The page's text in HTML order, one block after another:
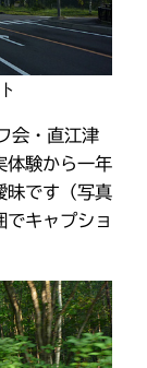
会・直江津
体験から一年
昧です（写真
でキャプショ